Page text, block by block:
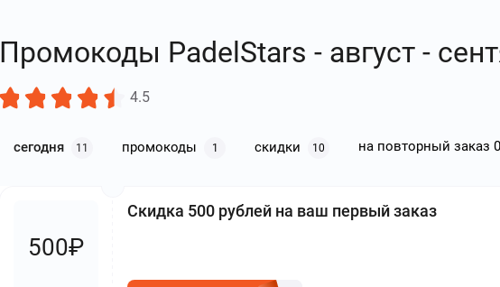
Промокоды PadelStars - август -
4.5
сегодня 11 промокоды 1 скидки 10 на повторный заказ 0
Скидка 500 рублей на ваш первый заказ
500₽